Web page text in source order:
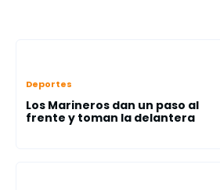
Deportes
Los Marineros dan un paso al
frente y toman la delantera